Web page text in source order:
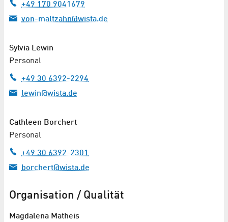
+49 170 9041679
von-maltzahn@wista.de
Sylvia Lewin
Personal
+49 30 6392-2294
lewin@wista.de
Cathleen Borchert
Personal
+49 30 6392-2301
borchert@wista.de
Organisation / Qualität
Magdalena Matheis